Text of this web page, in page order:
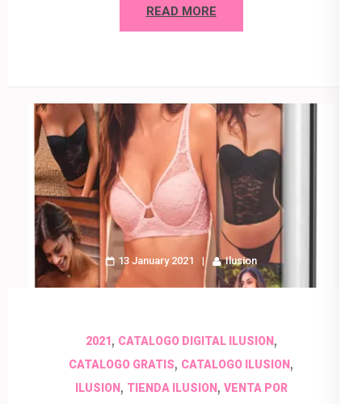
READ MORE
13 January 2021 Ilusion
2021, CATALOGO DIGITAL ILUSION,
CATALOGO GRATIS, CATALOGO ILUSION ,
ILUSION, TIENDA ILUSION, VENTA POR